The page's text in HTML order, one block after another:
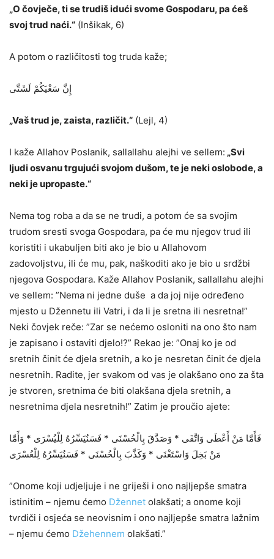
„O čovječe, ti se trudiš idući svome Gospodaru, pa ćeš
svoj trud naći.“ (Inšikak, 6)
A potom o različitosti tog truda kaže;
إِنَّ سَعْيَكُمْ لَشَتَّى
„Vaš trud je, zaista, različit.“ (Lejl, 4)
I kaže Allahov Poslanik, sallallahu alejhi ve sellem: „Svi
ljudi osvanu trgujući svojom dušom, te je neki oslobode, a
neki je upropaste.“
Nema tog roba a da se ne trudi, a potom će sa svojim
trudom sresti svoga Gospodara, pa će mu njegov trud ili
koristiti i ukabuljen biti ako je bio u Allahovom
zadovoljstvu, ili će mu, pak, naškoditi ako je bio u srdžbi
njegova Gospodara. Kaže Allahov Poslanik, sallallahu alejhi
ve sellem: ”Nema ni jedne duše a da joj nije određeno
mjesto u Džennetu ili Vatri, i da li je sretna ili nesretna!”
Neki čovjek reče: ”Zar se nećemo osloniti na ono što nam
je zapisano i ostaviti djelo!?” Rekao je: ”Onaj ko je od
sretnih činit će djela sretnih, a ko je nesretan činit će djela
nesretnih. Radite, jer svakom od vas je olakšano ono za šta
je stvoren, sretnima će biti olakšana djela sretnih, a
nesretnima djela nesretnih!” Zatim je proučio ajete:
فَأَمَّا مَنْ أَعْطَى وَاتَّقَى * وَصَدَّقَ بِالْحُسْنَى * فَسَنُيَسِّرُهُ لِلْيُسْرَى * وَأَمَّا
مَنْ بَخِلَ وَاسْتَغْنَى * وَكَذَّبَ بِالْحُسْنَى * فَسَنُيَسِّرُهُ لِلْعُسْرَى
”Onome koji udjeljuje i ne griješi i ono najljepše smatra
istinitim – njemu ćemo Džennet olakšati; a onome koji
tvrdiči i osjeća se neovisnim i ono najljepše smatra lažnim
– njemu ćemo Džehennem olakšati.”